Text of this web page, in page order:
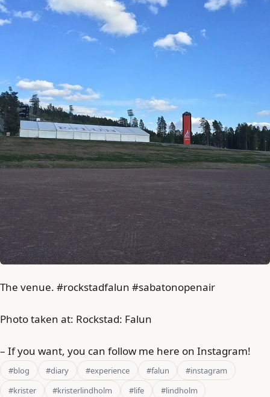
The venue. #rockstadfalun #sabatonopenair
Photo taken at: Rockstad: Falun
– If you want, you can follow me here on Instagram!
#blog #diary #experience #falun
#instagram
#krister
#kristerlindholm #life
#lindholm